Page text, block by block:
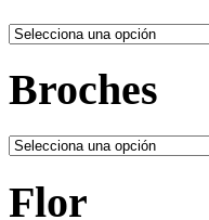
Broches
Flor